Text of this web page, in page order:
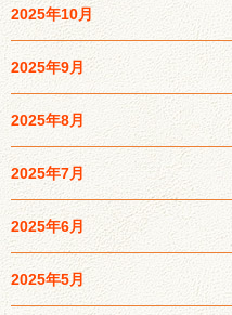
2025年10月
2025年9月
2025年8月
2025年7月
2025年6月
2025年5月